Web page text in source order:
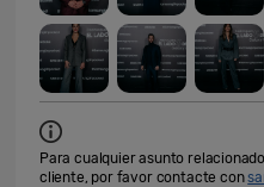
Para cualquier asunto
cliente, por favor contacte con